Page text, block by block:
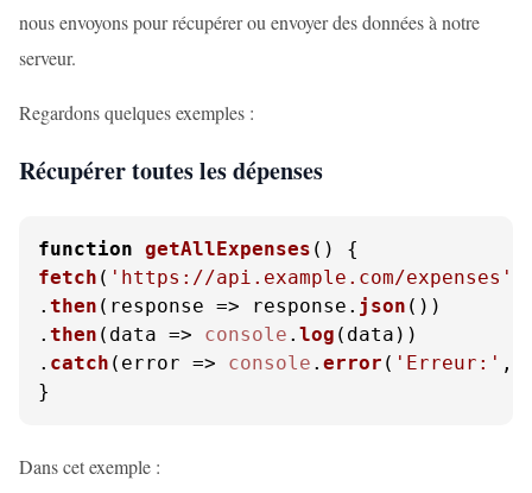
nous envoyons pour récupérer ou envoyer des données à notre
serveur.
Regardons quelques exemples :
Récupérer toutes les dépenses
function getAllExpenses (
fetch ( 'https://api.example.com/expenses'
. then ( response => response. json ())
. then ( data => console . log (data))
. catch ( error => console . error ( 'Erreur:' ,
}
Dans cet exemple :